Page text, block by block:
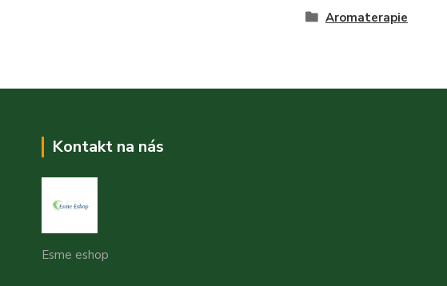
Aromaterapie
Kontakt na nás
Esme eshop